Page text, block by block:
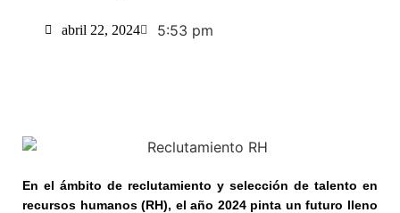
abril 22, 2024 5:53 pm
En el ámbito de reclutamiento y selección de talento en
recursos humanos (RH), el año 2024 pinta un futuro lleno